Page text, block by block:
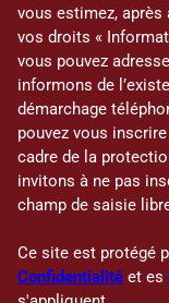
vous estimez, après
vos droits «
vous pouvez
informons de
démarchage
pouvez vous
cadre de la
invitons à ne pas
champ de saisie
Ce site est protégé
Confidentialité et es